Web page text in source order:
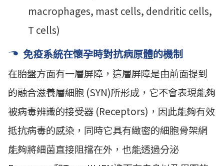
macrophages, mast cells, dendritic cells,
T cells)
免疫系統在懷孕時對抗病原體的機制
在胎盤方面有一層屏障，這層屏障是由前面提到
的融合滋養層細胞 (SYN)所形成，它不會表現能夠
被病毒辨識的接受器 (Receptors)，因此能夠有效
抵抗病毒的感染，同時它具有緻密的細胞骨架網
能夠將細菌直接阻擋在外，也能透過分泌